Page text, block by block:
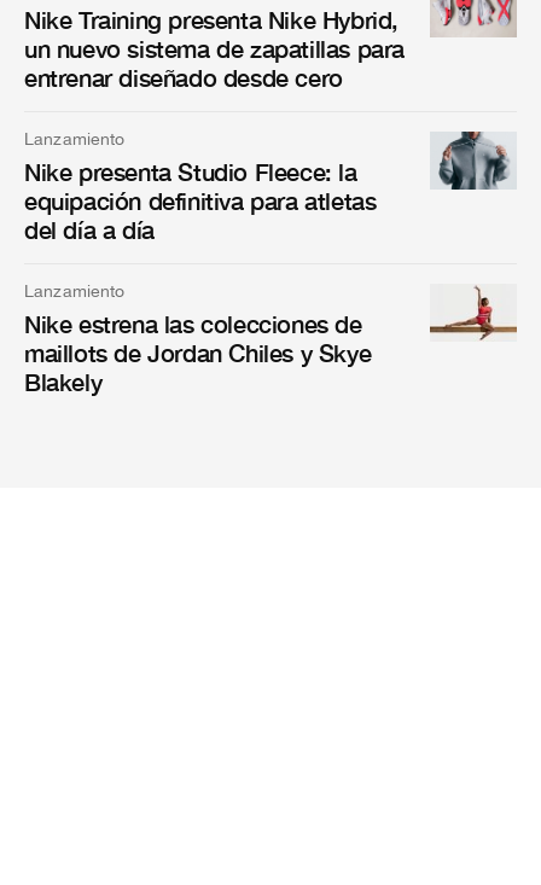
Nike Training presenta Nike Hybrid,
un nuevo sistema de zapatillas para
entrenar diseñado desde cero
Lanzamiento
Nike presenta Studio Fleece: la
equipación definitiva para atletas
del día a día
Lanzamiento
Nike estrena las colecciones de
maillots de Jordan Chiles y Skye
Blakely